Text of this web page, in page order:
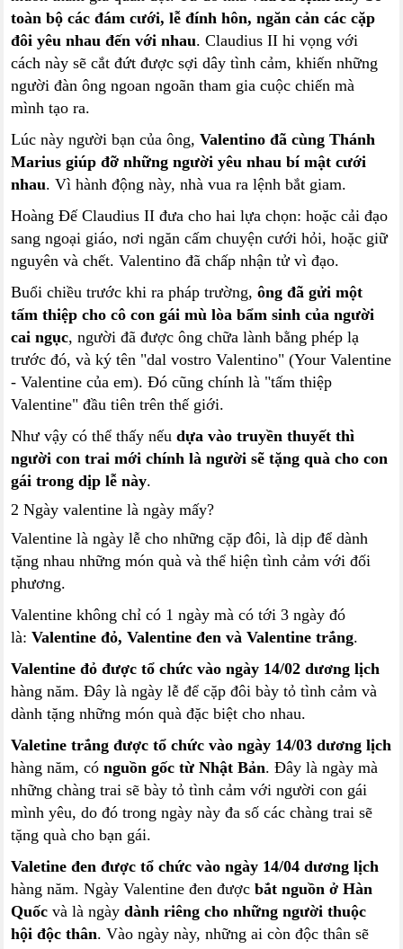
toàn bộ các đám cưới, lễ đính hôn, ngăn cản các cặp
đôi yêu nhau đến với nhau. Claudius II hi vọng với
cách này sẽ cắt đứt được sợi dây tình cảm, khiến những
người đàn ông ngoan ngoãn tham gia cuộc chiến mà
mình tạo ra.
Lúc này người bạn của ông,Valentino đã cùng Thánh
Marius giúp đỡ những người yêu nhau bí mật cưới
nhau. Vì hành động này, nhà vua ra lệnh bắt giam.
Hoàng Đế Claudius II đưa cho hai lựa chọn: hoặc cải đạo
sang ngoại giáo, nơi ngăn cấm chuyện cưới hỏi, hoặc giữ
nguyên và chết. Valentino đã chấp nhận tử vì đạo.
Buổi chiều trước khi ra pháp trường,ông đã gửi một
tấm thiệp cho cô con gái mù lòa bẩm sinh của người
cai ngục, người đã được ông chữa lành bằng phép lạ
trước đó, và ký tên "dal vostro Valentino" (Your Valentine
- Valentine của em). Đó cũng chính là "tấm thiệp
Valentine" đầu tiên trên thế giới.
Như vậy có thể thấy nếudựa vào truyền thuyết thì
người con trai mới chính là người sẽ tặng quà cho con
gái trong dịp lễ này.
2 Ngày valentine là ngày mấy?
Valentine là ngày lễ cho những cặp đôi, là dịp để dành
tặng nhau những món quà và thể hiện tình cảm với đối
phương.
Valentine không chỉ có 1 ngày mà có tới 3 ngày đó
là:Valentine đỏ, Valentine đen và Valentine trắng.
Valentine đỏ được tổ chức vào ngày 14/02 dương lịch
hàng năm. Đây là ngày lễ để cặp đôi bày tỏ tình cảm và
dành tặng những món quà đặc biệt cho nhau.
Valetine trắng được tổ chức vào ngày 14/03 dương lịch
hàng năm, cónguồn gốc từ Nhật Bản. Đây là ngày mà
những chàng trai sẽ bày tỏ tình cảm với người con gái
mình yêu, do đó trong ngày này đa số các chàng trai sẽ
tặng quà cho bạn gái.
Valetine đen được tổ chức vào ngày 14/04 dương lịch
hàng năm. Ngày Valentine đen đượcbắt nguồn ở Hàn
Quốc và là ngày dành riêng cho những người thuộc
hội độc thân. Vào ngày này, những ai còn độc thân sẽ